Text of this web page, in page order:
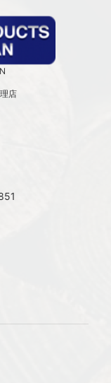
店